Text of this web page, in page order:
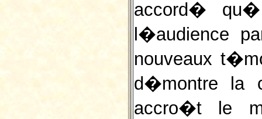
accord�
l�audience
nouveaux
d�montre la
accro�t le